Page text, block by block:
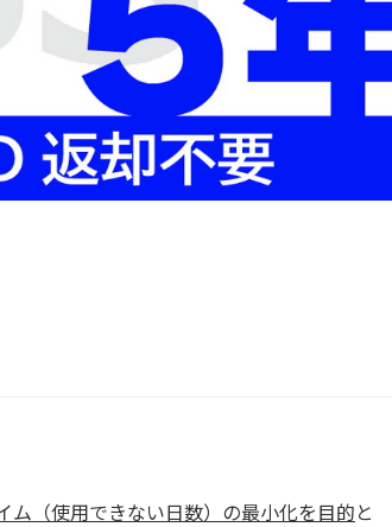
ム（使用できない日数）の最小化を目的と